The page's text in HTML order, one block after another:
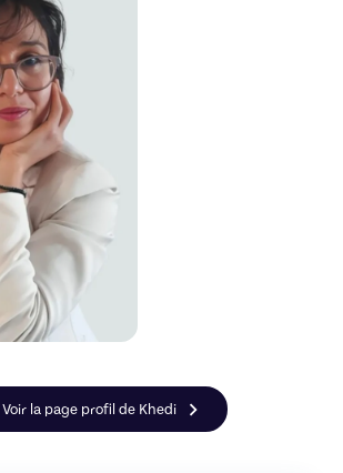
Voir la page profil de Khedi